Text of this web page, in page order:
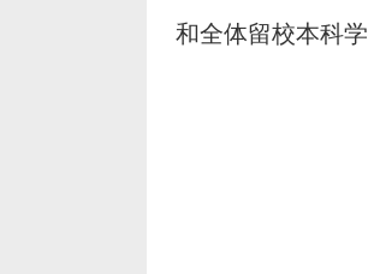
和全体留校本科学